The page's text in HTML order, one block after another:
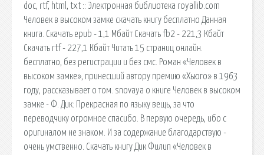
doc, rtf, html, txt :: Электронная библиотека royallib.com
Человек в высоком замке скачать книгу бесплатно Данная
книга. Cкачать epub - 1,1 Мбайт Cкачать fb2 - 221,3 Кбайт
Cкачать rtf - 227,1 Кбайт Читать 15 страниц онлайн.
бесплатно, без регистрации и без смс. Роман «Человек в
высоком замке», принесший автору премию «Хьюго» в 1963
году, рассказывает о том. snovaya о книге Человек в высоком
замке - Ф. Дик: Прекрасная по языку вещь, за что
переводчику огромное спасибо. В первую очередь, ибо с
оригиналом не знаком. И за содержание благодарствую -
очень умственно. Скачать книгу Дик Филип «Человек в